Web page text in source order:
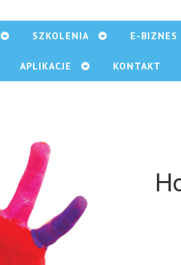
SZKOLENIA E-BIZNES
APLIKACJE KONTAKT